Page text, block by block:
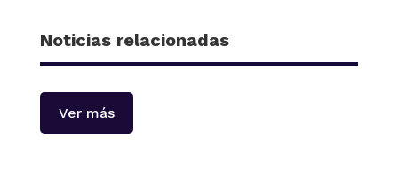
Noticias relacionadas
Ver más